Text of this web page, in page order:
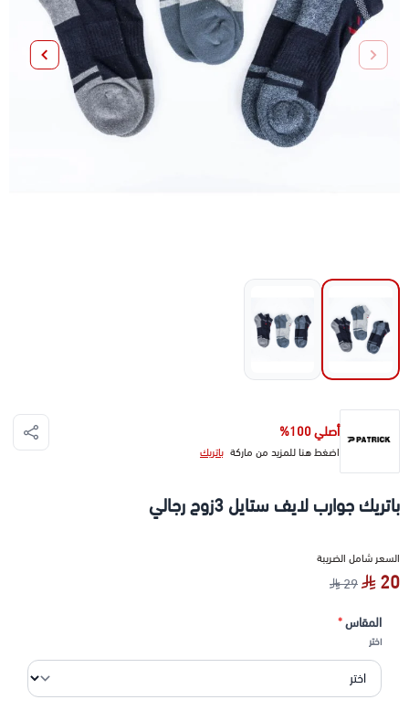
أصلي 100%
اضغط هنا للمزيد من ماركة باتريك
باتريك جوارب لايف ستايل 3زوج رجالي
السعر شامل الضريبة
20
29
المقاس*
اختر